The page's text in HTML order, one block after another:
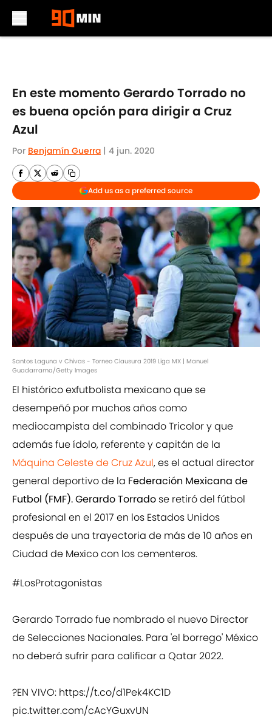
En este momento Gerardo Torrado no
es buena opción para dirigir a Cruz
Azul
Por Benjamín Guerra | 4 jun. 2020
Add us as a preferred source
Santos Laguna v Chivas - Torneo Clausura 2019 Liga MX | Manuel
Guadarrama/Getty Images
El histórico exfutbolista mexicano que se
desempeñó por muchos años como
mediocampista del combinado Tricolor y que
además fue ídolo, referente y capitán de la
Máquina Celeste de Cruz Azul, es el actual director
general deportivo de la Federación Mexicana de
Futbol (FMF). Gerardo Torrado se retiró del fútbol
profesional en el 2017 en los Estados Unidos
después de una trayectoria de más de 10 años en
Ciudad de Mexico con los cementeros.
#LosProtagonistas
Gerardo Torrado fue nombrado el nuevo Director
de Selecciones Nacionales. Para 'el borrego' México
no deberá sufrir para calificar a Qatar 2022.
?EN VIVO: https://t.co/d1Pek4KC1D
pic.twitter.com/cAcYGuxvUN